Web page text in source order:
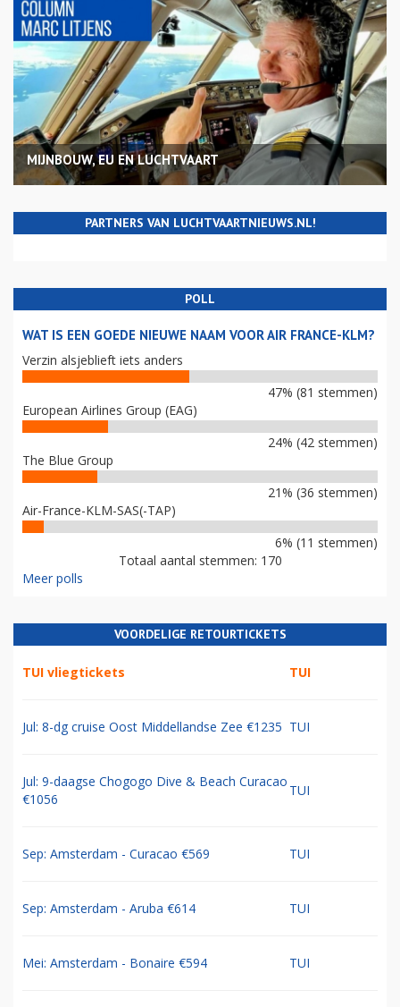
MIJNBOUW, EU EN LUCHTVAART
PARTNERS VAN LUCHTVAARTNIEUWS.NL!
POLL
WAT IS EEN GOEDE NIEUWE NAAM VOOR AIR FRANCE-KLM?
Verzin alsjeblieft iets anders
47% (81 stemmen)
European Airlines Group (EAG)
24% (42 stemmen)
The Blue Group
21% (36 stemmen)
Air-France-KLM-SAS(-TAP)
6% (11 stemmen)
Totaal aantal stemmen: 170
Meer polls
VOORDELIGE RETOURTICKETS
TUI vliegtickets TUI
Jul: 8-dg cruise Oost Middellandse Zee €1235 TUI
Jul: 9-daagse Chogogo Dive & Beach Curacao
€1056
TUI
Sep: Amsterdam - Curacao €569 TUI
Sep: Amsterdam - Aruba €614 TUI
Mei: Amsterdam - Bonaire €594 TUI